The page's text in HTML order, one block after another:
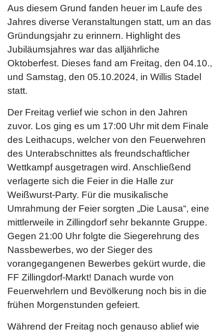
Aus diesem Grund fanden heuer im Laufe des
Jahres diverse Veranstaltungen statt, um an das
Gründungsjahr zu erinnern. Highlight des
Jubiläumsjahres war das alljährliche
Oktoberfest. Dieses fand am Freitag, den 04.10.,
und Samstag, den 05.10.2024, in Willis Stadel
statt.
Der Freitag verlief wie schon in den Jahren
zuvor. Los ging es um 17:00 Uhr mit dem Finale
des Leithacups, welcher von den Feuerwehren
des Unterabschnittes als freundschaftlicher
Wettkampf ausgetragen wird. Anschließend
verlagerte sich die Feier in die Halle zur
Weißwurst-Party. Für die musikalische
Umrahmung der Feier sorgten „Die Lausa“, eine
mittlerweile in Zillingdorf sehr bekannte Gruppe.
Gegen 21:00 Uhr folgte die Siegerehrung des
Nassbewerbes, wo der Sieger des
vorangegangenen Bewerbes gekürt wurde, die
FF Zillingdorf-Markt! Danach wurde von
Feuerwehrlern und Bevölkerung noch bis in die
frühen Morgenstunden gefeiert.
Während der Freitag noch genauso ablief wie